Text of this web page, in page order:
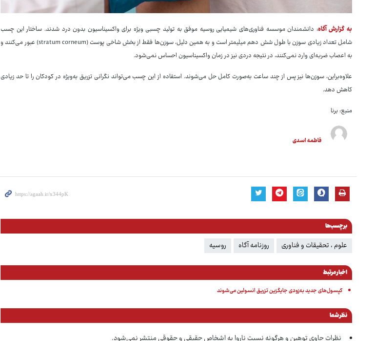
به گزارش آگاه: دانشمندان موسسه فناوری‌های شیمیایی روسیه موفق به تولید چسبی ویژه برای واکسیناسیون بدون درد شدند. ساختار این چسب
شامل تعداد زیادی سوزن با طول شش دهم میلیمتر است و به همین دلیل، سوزن‌ها فقط از بخش شاخی پوست (stratum corneum) عبور می‌کنند و
به اعصاب ضربه‌ای وارد نمی‌کنند، در نتیجه دردی نیز در زمان واکسیناسیون احساس نمی‌شود.
علاوه‌براین، سوزن‌ها نیز پس از چند ساعت به‌صورت کامل حل می‌شوند. استفاده از این چسب می‌تواند نگرانی تزریق به‌ویژه در کودکان را تا حد زیادی
کاهش دهد.
منبع: برنا
فاطمه اسدی
برچسب‌ها
علوم ، تحقیقات و فناوری روزنامه آگاه روسیه
اخبار مرتبط
کپسول‌های جدید به‌زودی جایگزین تزریق انسولین می‌شوند
نظر شما